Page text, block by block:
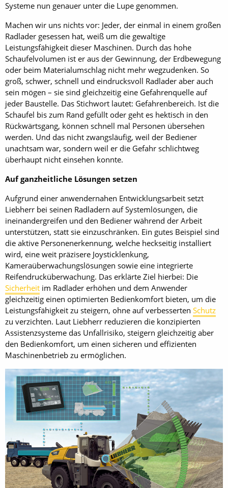
Systeme nun genauer unter die Lupe genommen.
Machen wir uns nichts vor: Jeder, der einmal in einem großen
Radlader gesessen hat, weiß um die gewaltige
Leistungsfähigkeit dieser Maschinen. Durch das hohe
Schaufelvolumen ist er aus der Gewinnung, der Erdbewegung
oder beim Materialumschlag nicht mehr wegzudenken. So
groß, schwer, schnell und eindrucksvoll Radlader aber auch
sein mögen – sie sind gleichzeitig eine Gefahrenquelle auf
jeder Baustelle. Das Stichwort lautet: Gefahrenbereich. Ist die
Schaufel bis zum Rand gefüllt oder geht es hektisch in den
Rückwärtsgang, können schnell mal Personen übersehen
werden. Und das nicht zwangsläufig, weil der Bediener
unachtsam war, sondern weil er die Gefahr schlichtweg
überhaupt nicht einsehen konnte.
Auf ganzheitliche Lösungen setzen
Aufgrund einer anwendernahen Entwicklungsarbeit setzt
Liebherr bei seinen Radladern auf Systemlösungen, die
ineinandergreifen und den Bediener während der Arbeit
unterstützen, statt sie einzuschränken. Ein gutes Beispiel sind
die aktive Personenerkennung, welche heckseitig installiert
wird, eine weit präzisere Joysticklenkung,
Kameraüberwachungslösungen sowie eine integrierte
Reifendrucküberwachung. Das erklärte Ziel hierbei: Die
Sicherheit im Radlader erhöhen und dem Anwender
gleichzeitig einen optimierten Bedienkomfort bieten, um die
Leistungsfähigkeit zu steigern, ohne auf verbesserten Schutz
zu verzichten. Laut Liebherr reduzieren die konzipierten
Assistenzsysteme das Unfallrisiko, steigern gleichzeitig aber
den Bedienkomfort, um einen sicheren und effizienten
Maschinenbetrieb zu ermöglichen.